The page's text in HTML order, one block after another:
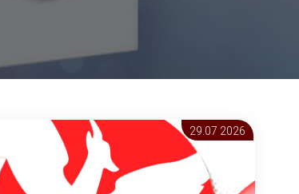
29.07 2026